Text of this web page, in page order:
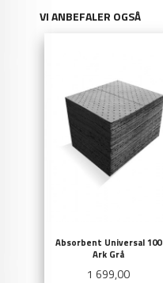
VI ANBEFALER OGSÅ
Absorbent Universal 100
Ark Grå
Pris
1 699,00